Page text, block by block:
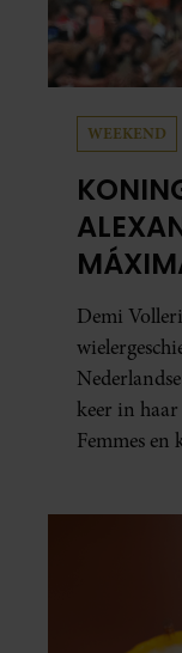
WEEKEND
Demi
keer in
Femmes